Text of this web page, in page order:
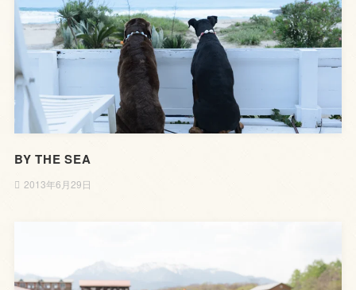
BY THE SEA
2013年6月29日